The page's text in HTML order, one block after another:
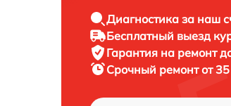
Диагностика за наш
Бесплатный выезд
Гарантия на ремонт
Срочный ремонт от